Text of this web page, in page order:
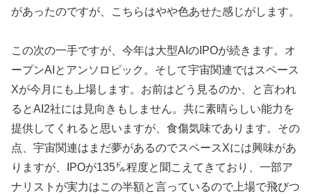
があったのですが、こちらはやや色あせた感じがします。
この次の一手ですが、今年は大型AIのIPOが続きます。オ
ープンAIとアンソロピック。そして宇宙関連ではスペース
Xが今月にも上場します。お前はどう見るのか、と言われ
るとAI2社には見向きもしません。共に素晴らしい能力を
提供してくれると思いますが、食傷気味であります。その
点、宇宙関連はまだ夢があるのでスペースXには興味があ
りますが、IPOが135㌦程度と聞こえてきており、一部ア
ナリストが実力はこの半額と言っているので上場で飛びつ